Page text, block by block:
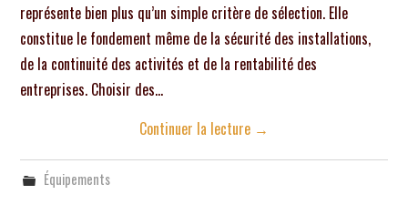
représente bien plus qu’un simple critère de sélection. Elle
constitue le fondement même de la sécurité des installations,
de la continuité des activités et de la rentabilité des
entreprises. Choisir des…
Continuer la lecture →
Équipements